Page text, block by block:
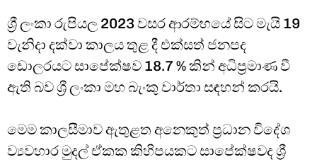
ශ්‍රී ලංකා රුපියල 2023 වසර ආරම්භයේ සිට මැයි 19
වැනිදා දක්වා කාලය තුළ දී එක්සත් ජනපද
ඩොලරයට සාපේක්ෂව 18.7 % කින් අධිප්‍රමාණ වී
ඇති බව ශ්‍රී ලංකා මහ බැංකු වාර්තා සඳහන් කරයි.
මෙම කාලසීමාව ඇතුළත අනෙකුත් ප්‍රධාන විදේශ
ව්‍යවහාර මුදල් ඒකක කිහිපයකට සාපේක්ෂවද ශ්‍රී